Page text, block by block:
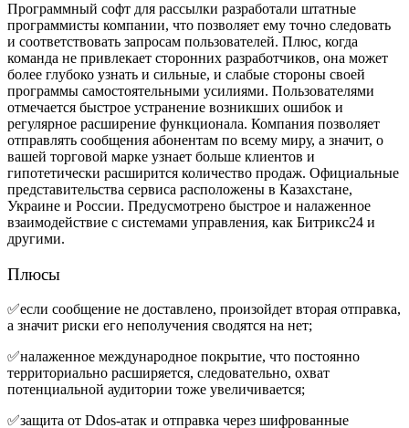
Программный софт для рассылки разработали штатные
программисты компании, что позволяет ему точно следовать
и соответствовать запросам пользователей. Плюс, когда
команда не привлекает сторонних разработчиков, она может
более глубоко узнать и сильные, и слабые стороны своей
программы самостоятельными усилиями. Пользователями
отмечается быстрое устранение возникших ошибок и
регулярное расширение функционала. Компания позволяет
отправлять сообщения абонентам по всему миру, а значит, о
вашей торговой марке узнает больше клиентов и
гипотетически расширится количество продаж. Официальные
представительства сервиса расположены в Казахстане,
Украине и России. Предусмотрено быстрое и налаженное
взаимодействие с системами управления, как Битрикс24 и
другими.
Плюсы
✅если сообщение не доставлено, произойдет вторая отправка,
а значит риски его неполучения сводятся на нет;
✅налаженное международное покрытие, что постоянно
территориально расширяется, следовательно, охват
потенциальной аудитории тоже увеличивается;
✅защита от Ddos-атак и отправка через шифрованные